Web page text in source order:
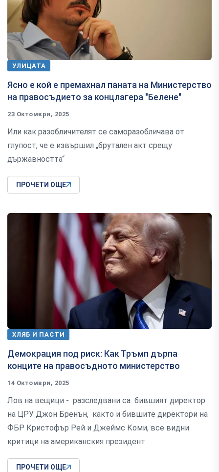
УЛИЦАТА
Ясно е кой е премахнал паната на Министерство
на правосъдието за концлагера "Белене"
23 Октомври, 2025
Или как разобличителят се саморазобличава от
глупост, че е извършил „брутален акт срещу
държавността“
ПРОЧЕТИ ОЩЕ
ХЛЯБ И ПАСТИ
Демокрация под риск: Как Тръмп дърпа
конците на правосъдното министерство
14 Октомври, 2025
Лов на вещици - разследвани са бившият директор
на ЦРУ Джон Бренън, както и бившите директори на
ФБР Кристофър Рей и Джеймс Коми, все видни
критици на американския президент
ПРОЧЕТИ ОЩЕ